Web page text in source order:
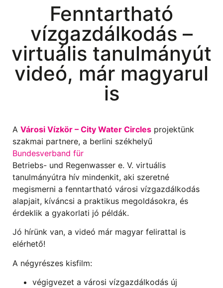
Fenntartható
vízgazdálkodás –
virtuális tanulmányút
videó, már magyarul
is
A Városi Vízkör – City Water Circles projektünk
szakmai partnere, a berlini székhelyű
Bundesverband für
Betriebs- und Regenwasser e. V. virtuális
tanulmányútra hív mindenkit, aki szeretné
megismerni a fenntartható városi vízgazdálkodás
alapjait, kíváncsi a praktikus megoldásokra, és
érdeklik a gyakorlati jó példák.
Jó hírünk van, a videó már magyar felirattal is
elérhető!
A négyrészes kisfilm:
végigvezet a városi vízgazdálkodás új